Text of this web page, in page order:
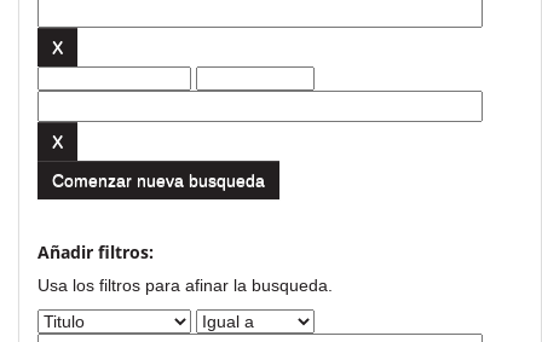
Comenzar nueva busqueda
Añadir filtros:
Usa los filtros para afinar la busqueda.